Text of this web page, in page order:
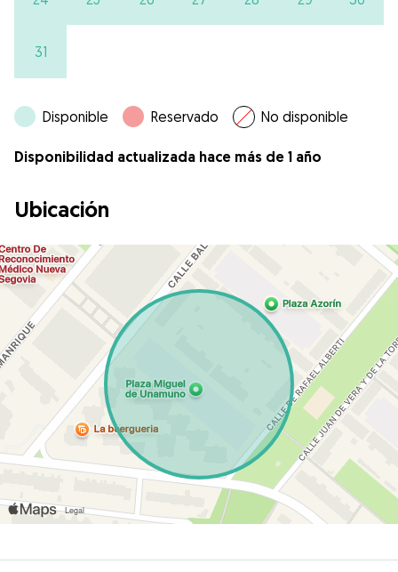
31
Disponible Reservado No disponible
Disponibilidad actualizada hace más de 1 año
Ubicación